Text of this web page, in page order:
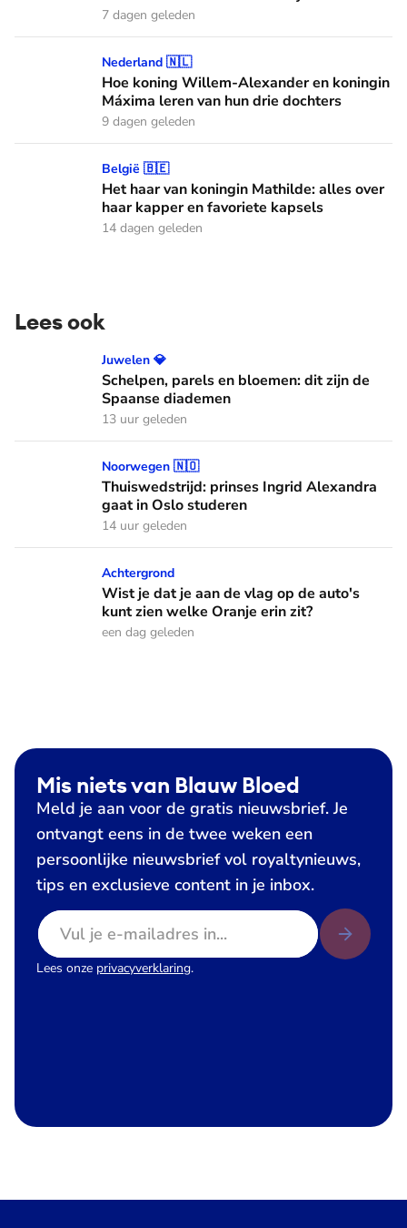
7 dagen geleden
Hoe koning Willem-Alexander en koningin Máxima leren
Nederland 🇳🇱
Hoe koning Willem-Alexander en koningin
Máxima leren van hun drie dochters
9 dagen geleden
Het haar van koningin Mathilde: alles over haar kapper en
België 🇧🇪
Het haar van koningin Mathilde: alles over
haar kapper en favoriete kapsels
14 dagen geleden
Lees ook
Schelpen, parels en bloemen: dit zijn de Spaanse diademen
Juwelen 💎
Schelpen, parels en bloemen: dit zijn de
Spaanse diademen
13 uur geleden
Thuiswedstrijd: prinses Ingrid Alexandra gaat in Oslo
Noorwegen 🇳🇴
Thuiswedstrijd: prinses Ingrid Alexandra
gaat in Oslo studeren
14 uur geleden
Wist je dat je aan de vlag op de auto's kunt zien welke
Achtergrond
Wist je dat je aan de vlag op de auto's
kunt zien welke Oranje erin zit?
een dag geleden
Mis niets van Blauw Bloed
Meld je aan voor de gratis nieuwsbrief. Je
ontvangt eens in de twee weken een
persoonlijke nieuwsbrief vol royaltynieuws,
tips en exclusieve content in je inbox.
E-mailadres
Lees onze privacyverklaring.